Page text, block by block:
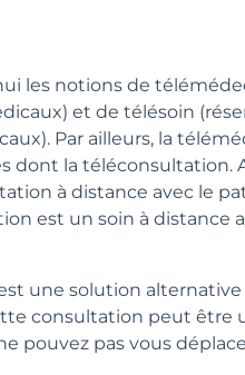
les notions de
et de télésoin
Par ailleurs, la
dont la téléconsultation.
à distance avec le
est un soin à distance
une solution alternative
consultation peut être
pouvez pas vous